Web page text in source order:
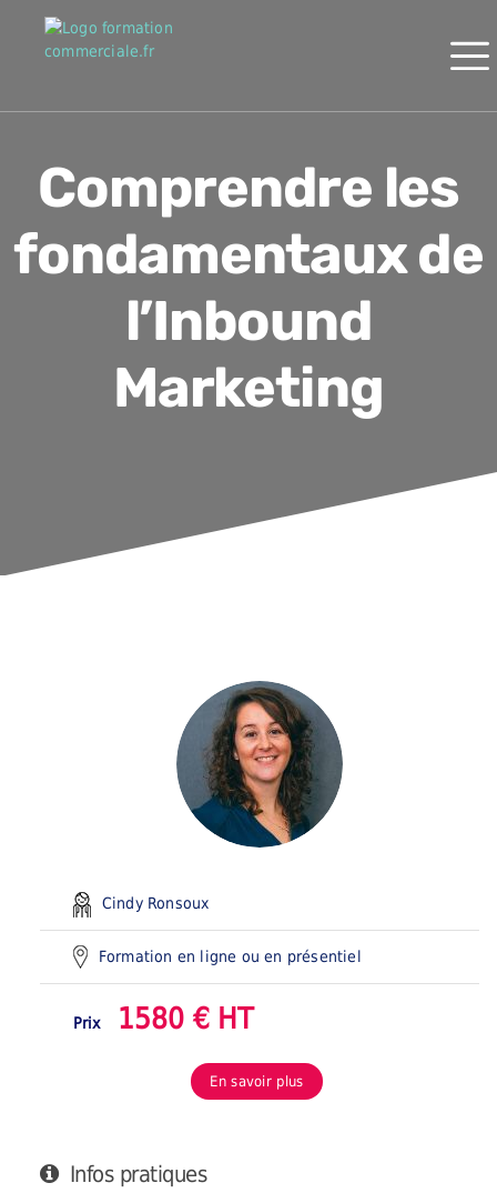
Comprendre les
fondamentaux de
l’Inbound
Marketing
Cindy Ronsoux
Formation en ligne ou en présentiel
Prix 1580 € HT
En savoir plus
Infos pratiques